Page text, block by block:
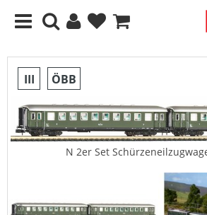
III ÖBB
N 2er Set